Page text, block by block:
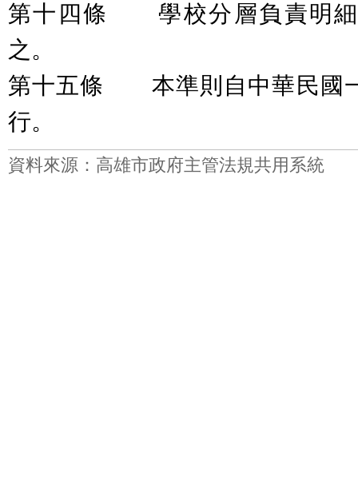
第十四條 學校分層負責明細
之。
第十五條 本準則自中華民國
行。
資料來源：高雄市政府主管法規共用系統